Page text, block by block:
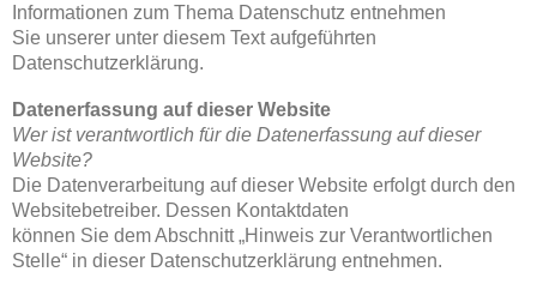
Informationen zum Thema Datenschutz entnehmen
Sie unserer unter diesem Text aufgeführten
Datenschutzerklärung.
Datenerfassung auf dieser Website
Wer ist verantwortlich für die Datenerfassung auf dieser
Website?
Die Datenverarbeitung auf dieser Website erfolgt durch den
Websitebetreiber. Dessen Kontaktdaten
können Sie dem Abschnitt „Hinweis zur Verantwortlichen
Stelle“ in dieser Datenschutzerklärung entnehmen.